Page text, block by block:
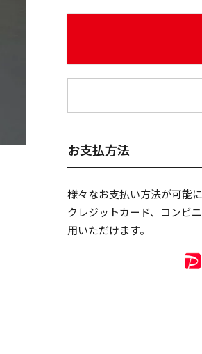
お支払方法
様々なお支払い方法が可能に
クレジットカード、コンビ
用いただけます。